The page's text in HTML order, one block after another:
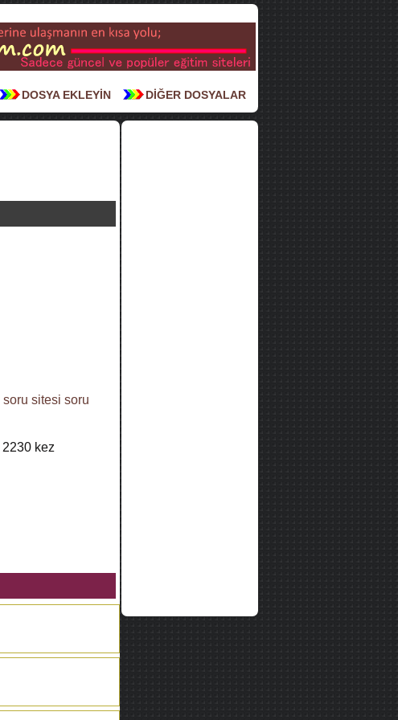
DİĞER DOSYALAR
DOSYA EKLEYİN
soru sitesi soru
2230 kez